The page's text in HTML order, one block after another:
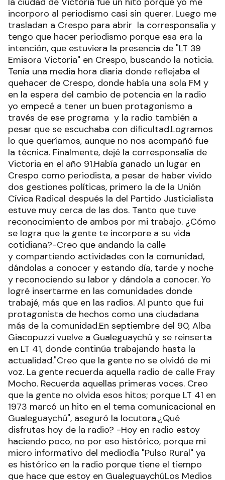
incorporo al periodismo casi sin querer. Luego me
trasladan a Crespo para abrir la corresponsalía y
tengo que hacer periodismo porque esa era la
intención, que estuviera la presencia de "LT 39
Emisora Victoria" en Crespo, buscando la noticia.
Tenía una media hora diaria donde reflejaba el
quehacer de Crespo, donde había una sola FM y
en la espera del cambio de potencia en la radio
yo empecé a tener un buen protagonismo a
través de ese programa y la radio también a
pesar que se escuchaba con dificultad.Logramos
lo que queríamos, aunque no nos acompañó fue
la técnica. Finalmente, dejé la corresponsalía de
Victoria en el año 91.Había ganado un lugar en
Crespo como periodista, a pesar de haber vivido
dos gestiones políticas, primero la de la Unión
Cívica Radical después la del Partido Justicialista
estuve muy cerca de las dos. Tanto que tuve
reconocimiento de ambos por mi trabajo. ¿Cómo
se logra que la gente te incorpore a su vida
cotidiana?-Creo que andando la calle
y compartiendo actividades con la comunidad,
dándolas a conocer y estando día, tarde y noche
y reconociendo su labor y dándola a conocer. Yo
logré insertarme en las comunidades donde
trabajé, más que en las radios. Al punto que fui
protagonista de hechos como una ciudadana
más de la comunidad.En septiembre del 90, Alba
Giacopuzzi vuelve a Gualeguaychú y se reinserta
en LT 41, donde continúa trabajando hasta la
actualidad."Creo que la gente no se olvidó de mi
voz. La gente recuerda aquella radio de calle Fray
Mocho. Recuerda aquellas primeras voces. Creo
que la gente no olvida esos hitos; porque LT 41 en
1973 marcó un hito en el tema comunicacional en
Gualeguaychú", aseguró la locutora.¿Qué
disfrutas hoy de la radio? -Hoy en radio estoy
haciendo poco, no por eso histórico, porque mi
micro informativo del mediodía "Pulso Rural" ya
es histórico en la radio porque tiene el tiempo
que hace que estoy en GualeguaychúLos Medios